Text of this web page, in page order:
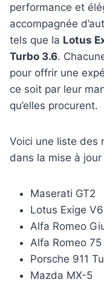
performance et
accompagnée
tels que la Lotus
Turbo 3.6.
pour offrir une
ce soit par leur
qu’elles procurent.
Voici une liste des
dans la mise à jour
Maserati GT2
Lotus Exige
Alfa Romeo
Alfa Romeo
Porsche 911
Mazda MX-5